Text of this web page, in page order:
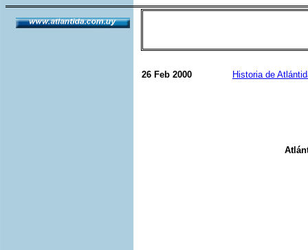
26 Feb 2000 Historia de